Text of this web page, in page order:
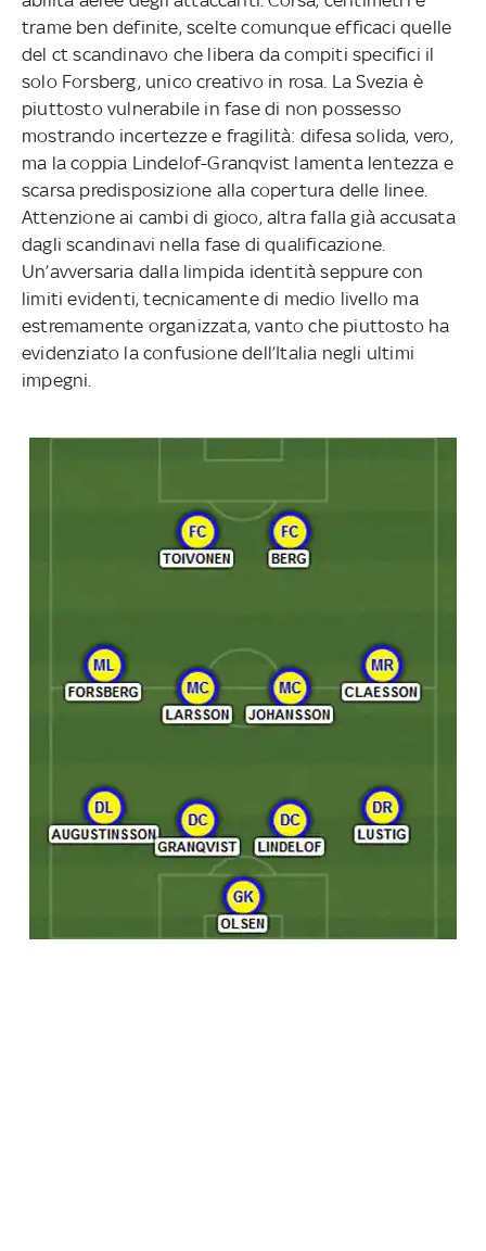
trame ben definite, scelte comunque efficaci quelle
del ct scandinavo che libera da compiti specifici il
solo Forsberg, unico creativo in rosa. La Svezia è
piuttosto vulnerabile in fase di non possesso
mostrando incertezze e fragilità: difesa solida, vero,
ma la coppia Lindelof-Granqvist lamenta lentezza e
scarsa predisposizione alla copertura delle linee.
Attenzione ai cambi di gioco, altra falla già accusata
dagli scandinavi nella fase di qualificazione.
Un’avversaria dalla limpida identità seppure con
limiti evidenti, tecnicamente di medio livello ma
estremamente organizzata, vanto che piuttosto ha
evidenziato la confusione dell’Italia negli ultimi
impegni.